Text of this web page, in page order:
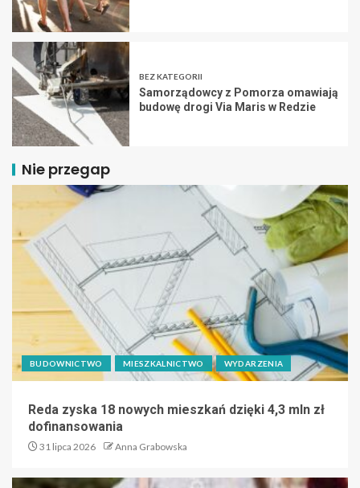
BEZ KATEGORII
Samorządowcy z Pomorza omawiają
budowę drogi Via Maris w Redzie
Nie przegap
BUDOWNICTWO MIESZKALNICTWO WYDARZENIA
Reda zyska 18 nowych mieszkań dzięki 4,3 mln zł
dofinansowania
31 lipca 2026 Anna Grabowska